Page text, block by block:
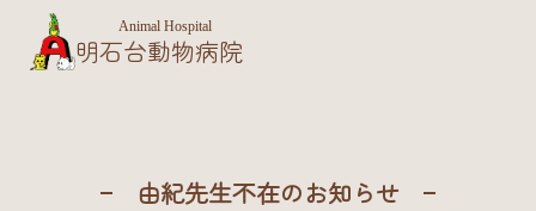
Animal Hospital
明石台動物病院
由紀先生不在のお知らせ